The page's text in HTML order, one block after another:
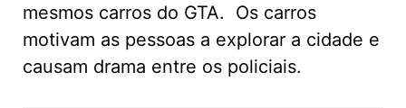
mesmos carros do GTA. Os carros
motivam as pessoas a explorar a cidade e
causam drama entre os policiais.